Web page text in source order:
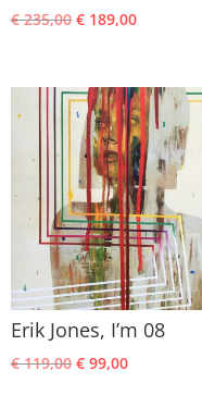
€235,00 Oorspronkelijke
€ 235,00.
€ 189,00Huidige
€ 189,00.
Erik Jones, I’m 08
€119,00 Oorspronkelijke
€ 99,00Huidige